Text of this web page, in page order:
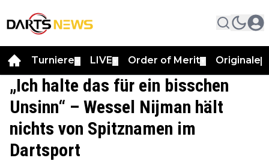
Turniere LIVE Order of Merit Originale
„Ich halte das für ein bisschen
Unsinn“ – Wessel Nijman hält
nichts von Spitznamen im
Dartsport